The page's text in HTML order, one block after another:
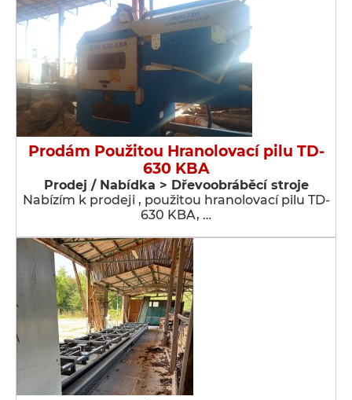
Prodám Použitou Hranolovací pilu TD-
630 KBA
Prodej / Nabídka > Dřevoobráběcí stroje
Nabízím k prodeji , použitou hranolovací pilu TD-
630 KBA, …